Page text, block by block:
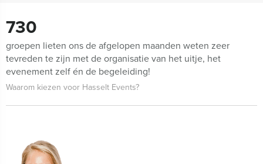
730
groepen lieten ons de afgelopen maanden weten zeer
tevreden te zijn met de organisatie van het uitje, het
evenement zelf én de begeleiding!
Waarom kiezen voor Hasselt Events?